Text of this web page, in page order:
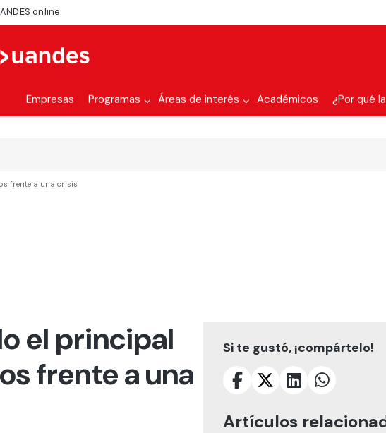
online
Empresas Programas Áreas de interés Académicos ¿Por qué
frente a una crisis
el principal
frente a una
Si te gustó, ¡compártelo!
Artículos